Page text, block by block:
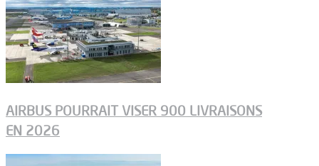
AIRBUS POURRAIT VISER 900 LIVRAISONS
EN 2026